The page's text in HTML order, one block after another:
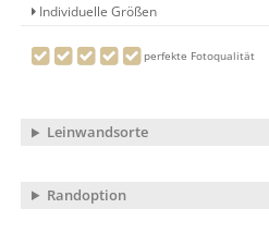
Individuelle Größen
perfekte Fotoqualität
Leinwandsorte
Randoption